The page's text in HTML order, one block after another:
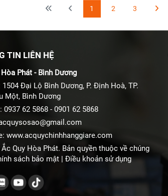
1 2 3
TIN LIÊN HỆ
Phát - Bình Dương
Đại Lộ Bình Dương, P. Định Hoà, TP.
Một, Bình Dương
0937 62 5868 - 0901 62 5868
www.acquychinhhanggiare.com
Quy Hòa Phát. Bản quyền thuộc về chúng
sách bảo mật | Điều khoản sử dụng